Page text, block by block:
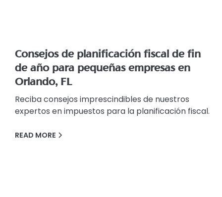
Consejos de planificación fiscal de fin
de año para pequeñas empresas en
Orlando, FL
Reciba consejos imprescindibles de nuestros
expertos en impuestos para la planificación fiscal.
READ MORE